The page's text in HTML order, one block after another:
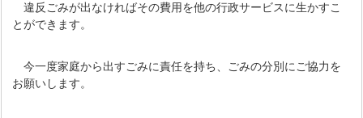
違反ごみが出なければその費用を他の行政サービスに生かすこ
とができます。
今一度家庭から出すごみに責任を持ち、ごみの分別にご協力を
お願いします。